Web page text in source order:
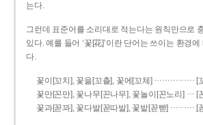
는다.
그런데 표준어를 소리대로 적는다는 원칙만으로
있다. 예를 들어 ‘꽃[花]’이란 단어는 쓰이는 환경
다.
꽃이[꼬치], 꽃을[꼬츨], 꽃에[꼬체] …………… [
꽃만[꼰만], 꽃나무[꼰나무], 꽃놀이[꼰노리] … [
꽃과[꼳꽈], 꽃다발[꼳따발], 꽃밭[꼳빧] ……… [